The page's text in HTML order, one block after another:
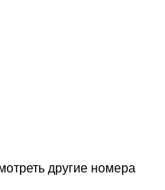
другие номера